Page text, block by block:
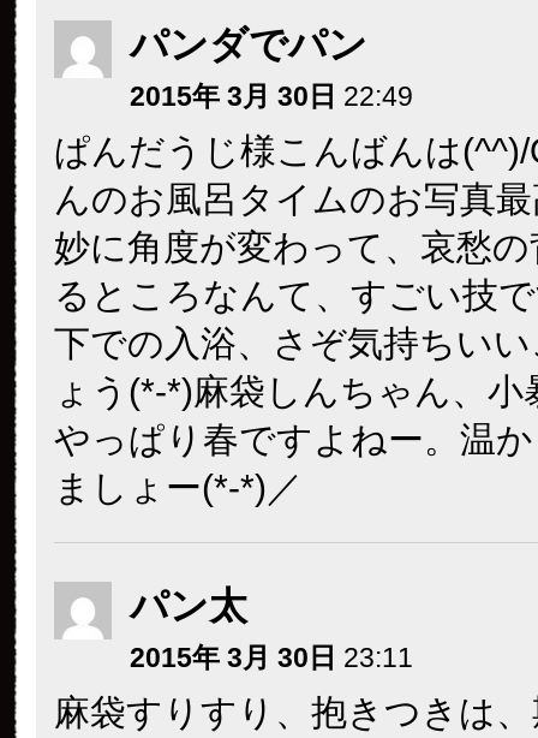
パンダでパン
2015年 3月 30日 22:49
ぱんだうじ様こんばんは
んのお風呂タイムのお写真
妙に角度が変わって、哀愁
るところなんて、すごい技
下での入浴、さぞ気持ちい
ょう(*-*)麻袋しんちゃん、小
やっぱり春ですよねー。温
ましょー(*-*)／
パン太
2015年 3月 30日 23:11
麻袋すりすり、抱きつきは